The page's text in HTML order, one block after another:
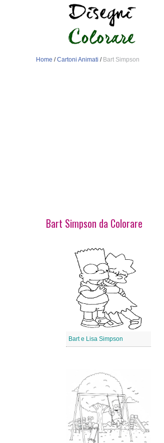
Home /Cartoni Animati / Bart Simpson
Bart Simpson da Colorare
Bart e Lisa Simpson